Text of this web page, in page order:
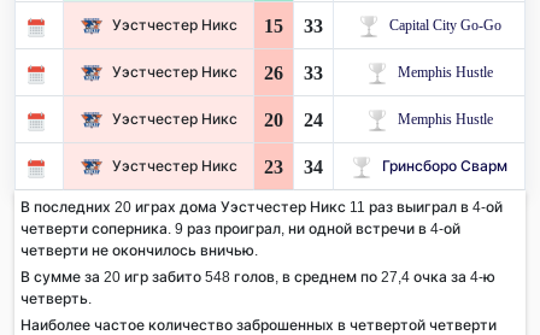
Уэстчестер Никс 15 33 Capital City Go-Go
Уэстчестер Никс 26 33 Memphis Hustle
Уэстчестер Никс 20 24 Memphis Hustle
Уэстчестер Никс 23 34 Гринсборо Сварм
В последних 20 играх дома Уэстчестер Никс 11 раз выиграл в 4-ой
четверти соперника. 9 раз проиграл, ни одной встречи в 4-ой
четверти не окончилось вничью.
В сумме за 20 игр забито 548 голов, в среднем по 27,4 очка за 4-ю
четверть.
Наиболее частое количество заброшенных в четвертой четверти